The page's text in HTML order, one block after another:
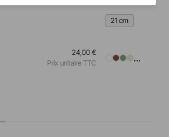
24,00 €
Prix unitaire TTC
21 cm
...